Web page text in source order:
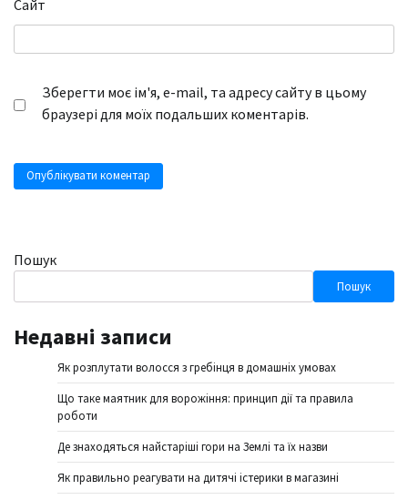
Сайт
Зберегти моє ім'я, e-mail, та адресу сайту в цьому
браузері для моїх подальших коментарів.
Пошук
Пошук
Недавні записи
Як розплутати волосся з гребінця в домашніх умовах
Що таке маятник для ворожіння: принцип дії та правила
роботи
Де знаходяться найстаріші гори на Землі та їх назви
Як правильно реагувати на дитячі істерики в магазині